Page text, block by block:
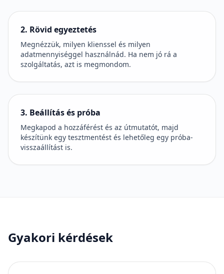
2. Rövid egyeztetés
Megnézzük, milyen klienssel és milyen
adatmennyiséggel használnád. Ha nem jó rá a
szolgáltatás, azt is megmondom.
3. Beállítás és próba
Megkapod a hozzáférést és az útmutatót, majd
készítünk egy tesztmentést és lehetőleg egy próba-
visszaállítást is.
Gyakori kérdések